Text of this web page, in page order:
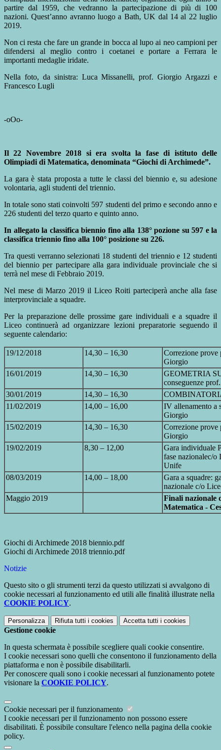
partire dal 1959, che vedranno la partecipazione di più di 100
nazioni. Quest’anno avranno luogo a Bath, UK dal 14 al 22 luglio
2019.
Non ci resta che fare un grande in bocca al lupo ai neo campioni per
difendersi al meglio contro i coetanei e portare a Ferrara le
importanti medaglie iridate.
Nella foto, da sinistra: Luca Missanelli, prof. Giorgio Argazzi e
Francesco Lugli
-oOo-
Il 22 Novembre 2018 si era svolta la fase di istituto delle
Olimpiadi di Matematica, denominata “Giochi di Archimede”.
La gara è stata proposta a tutte le classi del biennio e, su adesione
volontaria, agli studenti del triennio.
In totale sono stati coinvolti 597 studenti del primo e secondo anno e
226 studenti del terzo quarto e quinto anno.
In allegato la classifica biennio fino alla 138° pozione su 597 e la
classifica triennio fino alla 100° posizione su 226.
Tra questi verranno selezionati 18 studenti del triennio e 12 studenti
del biennio per partecipare alla gara individuale provinciale che si
terrà nel mese di Febbraio 2019.
Nel mese di Marzo 2019 il Liceo Roiti parteciperà anche alla fase
interprovinciale a squadre.
Per la preparazione delle prossime gare individuali e a squadre il
Liceo continuerà ad organizzare lezioni preparatorie seguendo il
seguente calendario:
19/12/2018 14,30 – 16,30
Correzione
Giorgio
16/01/2019
14,30 – 16,30
GEOMETRIA
conseguenze
30/01/2019
14,30 – 16,30
11/02/2019
14,00 – 16,00
IV allenamento a
Giorgio
15/02/2019
14,30 – 16,30
Correzione
Giorgio
19/02/2019
8,30 – 12,00
Gara individuale
fase nazionalec/o
Unife
08/03/2019
14,00 – 18,00
Gara a squadre:
nazionale c/o
Maggio 2019
Finali nazionale
Matematica -
Giochi di Archimede 2018 biennio.pdf
Giochi di Archimede 2018 triennio.pdf
Notizie
Questo sito o gli strumenti terzi da questo utilizzati si avvalgono di
cookie necessari al funzionamento ed utili alle finalità illustrate nella
COOKIE POLICY.
Personalizza Rifiuta tutti i cookies Accetta tutti i cookies
Gestione cookie
In questa schermata è possibile scegliere quali cookie consentire.
I cookie necessari sono quelli che consentono il funzionamento della
piattaforma e non è possibile disabilitarli.
Per conoscere quali sono i cookie necessari al funzionamento potete
visionare la COOKIE POLICY.
Cookie necessari per il funzionamento
I cookie necessari per il funzionamento non possono essere
disabilitati. È possibile consultare l'elenco nella pagina della cookie
policy.